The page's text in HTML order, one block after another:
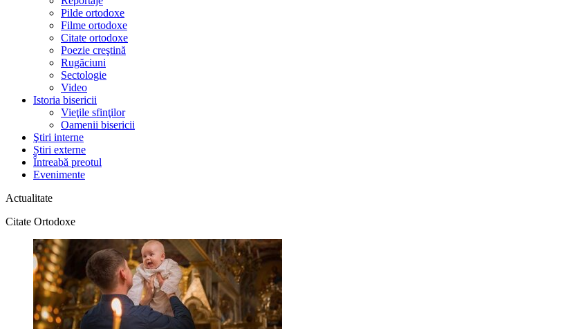
Pilde ortodoxe
Filme ortodoxe
Citate ortodoxe
Poezie creştină
Rugăciuni
Sectologie
Video
Istoria bisericii
Vieţile sfinţilor
Oamenii bisericii
Ştiri interne
Știri externe
Întreabă preotul
Evenimente
Actualitate
Citate Ortodoxe